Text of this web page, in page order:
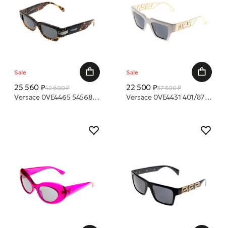
Sale
25 560 ₽42 600 ₽
Versace 0VE4465 545687 53 очки с/з
Sale
22 500 ₽37 500 ₽
Versace 0VE4431 401/87 50 очки с/з